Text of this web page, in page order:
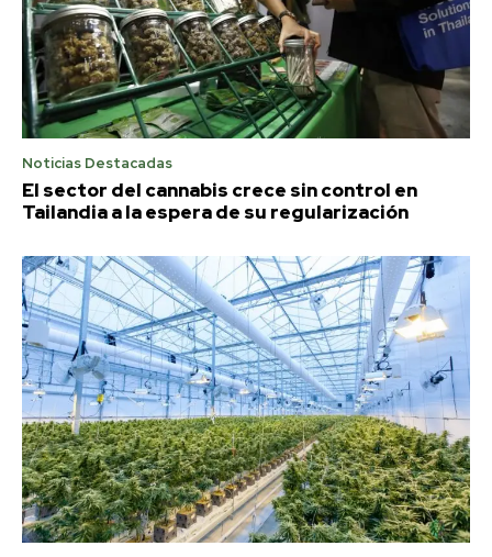
Noticias Destacadas
El sector del cannabis crece sin control en
Tailandia a la espera de su regularización